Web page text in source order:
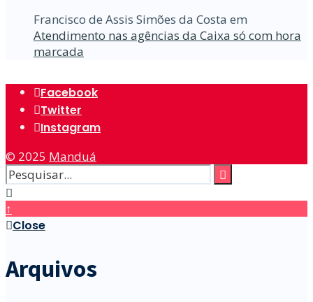
Francisco de Assis Simões da Costa em
Atendimento nas agências da Caixa só com hora
marcada
Facebook
Twitter
Instagram
© 2025 Manduá
↑
Close
Arquivos